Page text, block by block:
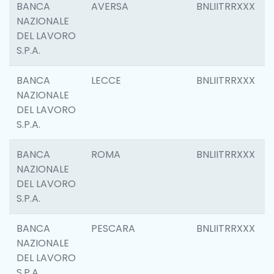
BANCA
NAZIONALE
DEL LAVORO
S.P.A.
AVERSA BNLIITRRXXX
BANCA
NAZIONALE
DEL LAVORO
S.P.A.
LECCE BNLIITRRXXX
BANCA
NAZIONALE
DEL LAVORO
S.P.A.
ROMA BNLIITRRXXX
BANCA
NAZIONALE
DEL LAVORO
PESCARA BNLIITRRXXX